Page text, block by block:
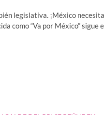
legislativa. ¡México
como “Va por México” sigue